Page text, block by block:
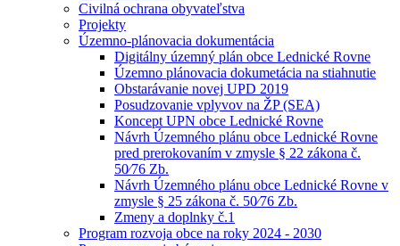
Civilná ochrana obyvateľstva
Projekty
Územno-plánovacia dokumentácia
Digitálny územný plán obce Lednické Rovne
Územno plánovacia dokumetácia na stiahnutie
Obstarávanie novej UPD 2019
Posudzovanie vplyvov na ŽP (SEA)
Koncept UPN obce Lednické Rovne
Návrh Územného plánu obce Lednické Rovne
pred prerokovaním v zmysle § 22 zákona č.
50⁄76 Zb.
Návrh Územného plánu obce Lednické Rovne v
zmysle § 25 zákona č. 50⁄76 Zb.
Zmeny a doplnky č.1
Program rozvoja obce na roky 2024 - 2030